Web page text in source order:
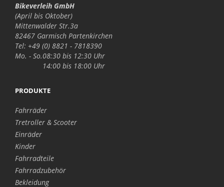
Bikeverleih GmbH
(April bis Oktober)
Mittenwalder Str.3a
82467 Garmisch Partenkirchen
Tel: +49 (0) 8821 - 7818390
Mo. - So.08:30 bis 12:30 Uhr
14:00 bis 18:00 Uhr
PRODUKTE
Fahrräder
Tretroller & Scooter
Einräder
Kinder
Fahrradteile
Fahrradzubehör
Bekleidung